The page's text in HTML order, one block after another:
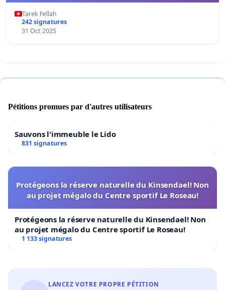
Tarek Fellah
242 signatures
31 Oct 2025
Pétitions promues par d'autres utilisateurs
Sauvons l'immeuble le Lido
831 signatures
Protégeons la réserve naturelle du Kinsendael! Non
au projet mégalo du Centre sportif Le Roseau!
Protégeons la réserve naturelle du Kinsendael! Non
au projet mégalo du Centre sportif Le Roseau!
1 133 signatures
LANCEZ VOTRE PROPRE PÉTITION